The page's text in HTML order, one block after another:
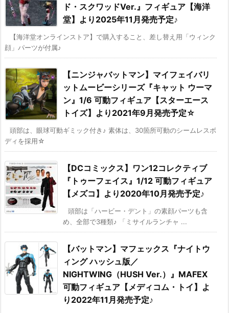
ド・スクワッドVer.』フィギュア【海洋
堂】より2025年11月発売予定♪
【海洋堂オンラインストア】で購入すること、差し替え用「ウィンク
顔」パーツが付属♪
【ニンジャバットマン】マイフェイバリ
ットムービーシリーズ『キャット ウーマ
ン』1/6 可動フィギュア【スターエース
トイズ】より2021年9月発売予定☆
頭部は、眼球可動ギミック付き♪ 素体は、30箇所可動のシームレスボ
ディを採用☆
【DCコミックス】ワン12コレクティブ
『トゥーフェイス』1/12 可動フィギュア
【メズコ】より2020年10月発売予定♪
頭部は「ハービー・デント」の素顔パーツも含
め、全部で3種類♪ 「ミサイルランチャ ...
【バットマン】マフェックス『ナイトウ
ィング ハッシュ版／
NIGHTWING（HUSH Ver.）』MAFEX
可動フィギュア【メディコム・トイ】よ
り2022年11月発売予定♪